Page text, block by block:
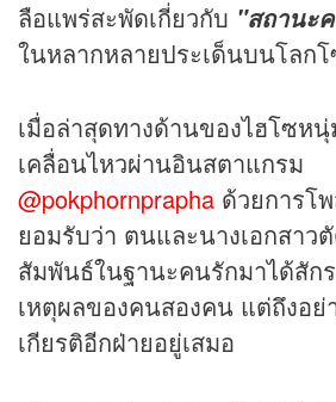
ลือแพร่สะพัดเกี่ยวกับ "สถานะ
ในหลากหลายประเด็นบนโลกโ
เมื่อล่าสุดทางด้านของไฮโซห
เคลื่อนไหวผ่านอินสตาแกรม
@pokphornprapha ด้วยการโ
ยอมรับว่า ตนและนางเอกสาว
สัมพันธ์ในฐานะคนรักมาได้สัก
เหตุผลของคนสองคน แต่ถึงอ
เกียรติอีกฝ่ายอยู่เสมอ